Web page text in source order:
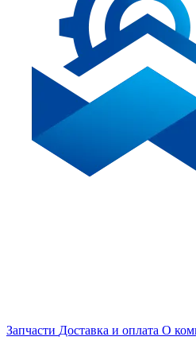
Запчасти Доставка и оплата О